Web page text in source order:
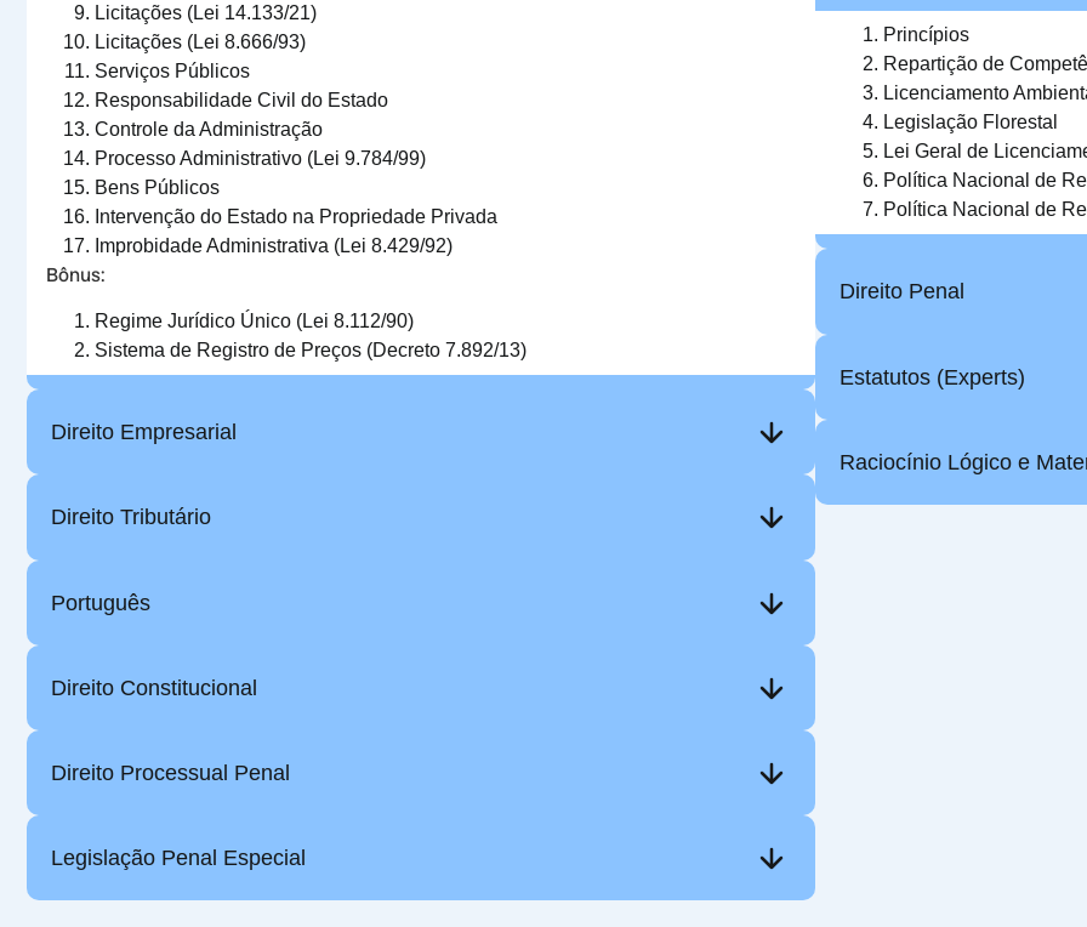
Licitações (Lei 14.133/21)
Licitações (Lei 8.666/93)
Serviços Públicos
Responsabilidade Civil do Estado
Controle da Administração
Processo Administrativo (Lei 9.784/99)
Bens Públicos
Intervenção do Estado na Propriedade Privada
Improbidade Administrativa (Lei 8.429/92)
Bônus:
Regime Jurídico Único (Lei 8.112/90)
Sistema de Registro de Preços (Decreto 7.892/13)
Direito Empresarial
Direito Tributário
Português
Direito Constitucional
Direito Processual Penal
Legislação Penal Especial
Princípios
Repartição de
Licenciamento
Legislação Florestal
Lei Geral de
Política Nacional de
Política Nacional de
Direito Penal
Estatutos (Experts)
Raciocínio Lógico e